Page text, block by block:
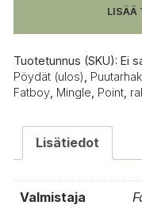
LISÄÄ
Tuotetunnus (SKU): Ei
Pöydät (ulos)
Fatboy Mingle Point
Lisätiedot
Valmistaja